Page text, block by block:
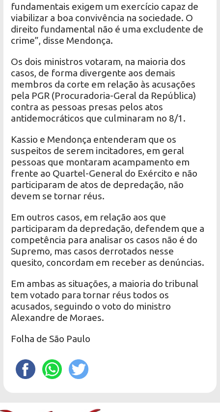
fundamentais exigem um exercício capaz de
viabilizar a boa convivência na sociedade. O
direito fundamental não é uma excludente de
crime”, disse Mendonça.
Os dois ministros votaram, na maioria dos
casos, de forma divergente aos demais
membros da corte em relação às acusações
pela PGR (Procuradoria-Geral da República)
contra as pessoas presas pelos atos
antidemocráticos que culminaram no 8/1.
Kassio e Mendonça entenderam que os
suspeitos de serem incitadores, em geral
pessoas que montaram acampamento em
frente ao Quartel-General do Exército e não
participaram de atos de depredação, não
devem se tornar réus.
Em outros casos, em relação aos que
participaram da depredação, defendem que a
competência para analisar os casos não é do
Supremo, mas casos derrotados nesse
quesito, concordam em receber as denúncias.
Em ambas as situações, a maioria do tribunal
tem votado para tornar réus todos os
acusados, seguindo o voto do ministro
Alexandre de Moraes.
Folha de São Paulo